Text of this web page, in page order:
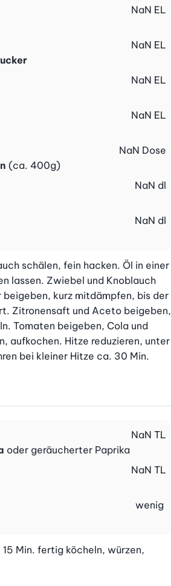
NaN EL
NaN EL
NaN EL
NaN EL
(ca. 400g)
NaN Dose
NaN dl
NaN dl
schälen, fein hacken. Öl in einer
lassen. Zwiebel und Knoblauch
beigeben, kurz mitdämpfen, bis der
Zitronensaft und Aceto beigeben,
Tomaten beigeben, Cola und
aufkochen. Hitze reduzieren, unter
bei kleiner Hitze ca. 30 Min.
oder geräucherter Paprika
NaN TL
NaN TL
wenig
Min. fertig köcheln, würzen,